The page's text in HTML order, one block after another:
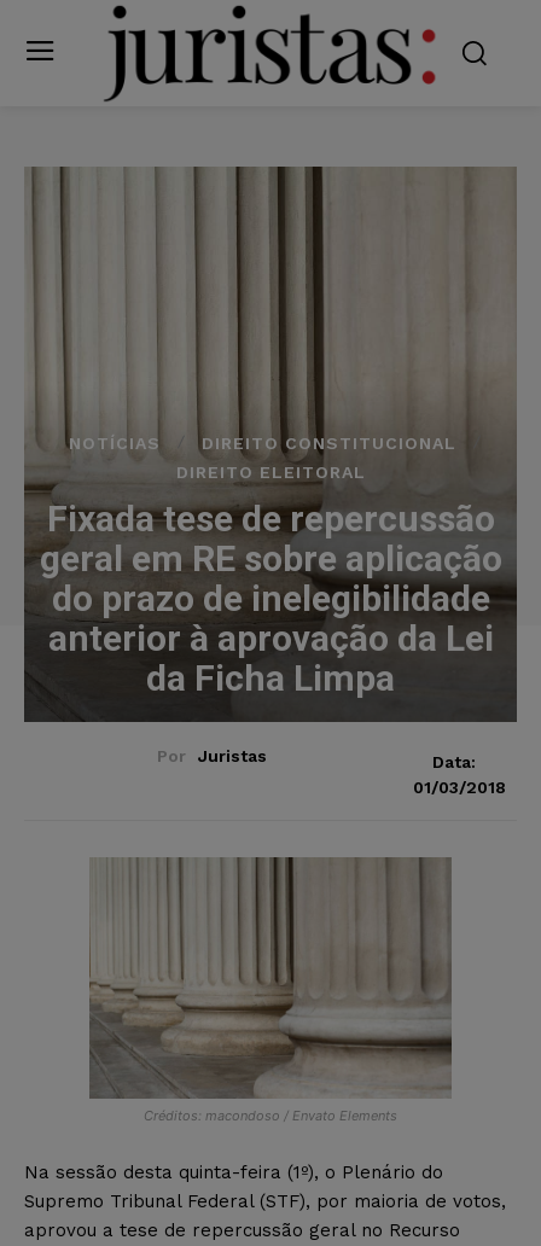
NOTÍCIAS
DIREITO CONSTITUCIONAL
DIREITO ELEITORAL
Fixada tese de repercussão
geral em RE sobre aplicação
do prazo de inelegibilidade
anterior à aprovação da Lei
da Ficha Limpa
Por Juristas
Data:
01/03/2018
Créditos: macondoso / Envato Elements
Na sessão desta quinta-feira (1º), o Plenário do
Supremo Tribunal Federal (STF), por maioria de votos,
aprovou a tese de repercussão geral no Recurso